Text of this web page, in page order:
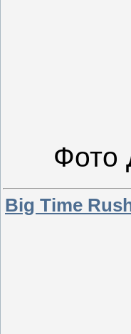
Фото
Big Time